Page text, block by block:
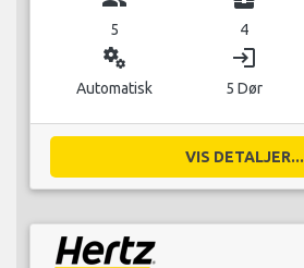
5 4
miscellaneous_services
Automatisk
login
5 Dør
VIS DETALJER...